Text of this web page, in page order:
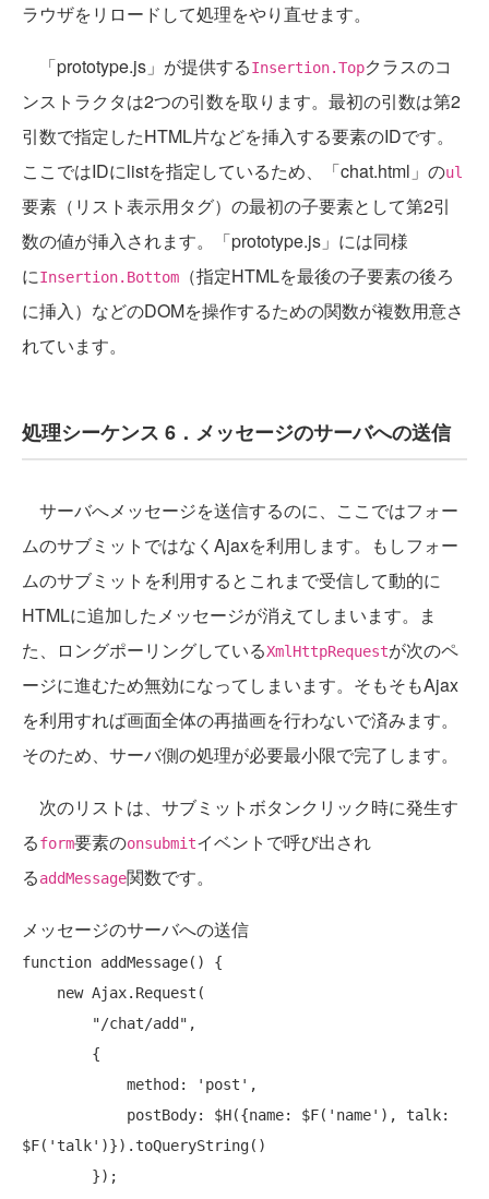
ラウザをリロードして処理をやり直せます。
「prototype.js」が提供するInsertion.Topクラスのコ
ンストラクタは2つの引数を取ります。最初の引数は第2
引数で指定したHTML片などを挿入する要素のIDです。
ここではIDにlistを指定しているため、「chat.html」のul
要素（リスト表示用タグ）の最初の子要素として第2引
数の値が挿入されます。「prototype.js」には同様
にInsertion.Bottom
（指定HTMLを最後の子要素の後ろ
に挿入）などのDOMを操作するための関数が複数用意さ
れています。
処理シーケンス 6．メッセージのサーバへの送信
サーバへメッセージを送信するのに、ここではフォー
ムのサブミットではなくAjaxを利用します。もしフォー
ムのサブミットを利用するとこれまで受信して動的に
HTMLに追加したメッセージが消えてしまいます。ま
た、ロングポーリングしているXmlHttpRequestが次のペ
ージに進むため無効になってしまいます。そもそもAjax
を利用すれば画面全体の再描画を行わないで済みます。
そのため、サーバ側の処理が必要最小限で完了します。
次のリストは、サブミットボタンクリック時に発生す
るform要素のonsubmitイベントで呼び出され
るaddMessage関数です。
メッセージのサーバへの送信
function addMessage() {
new Ajax.Request(
"/chat/add" ,
$F('talk')}).toQueryString()